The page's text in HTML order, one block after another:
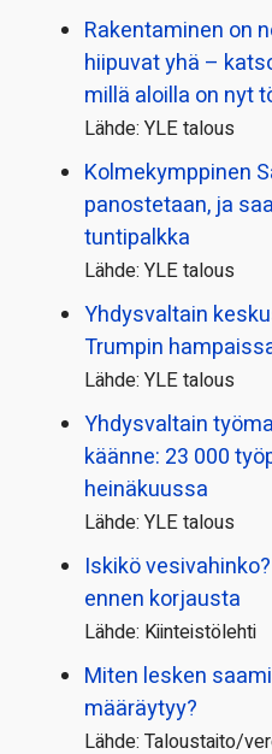
Rakentaminen on
hiipuvat yhä –
millä aloilla on nyt
Lähde: YLE talous
Kolmekymppinen
panostetaan, ja
tuntipalkka
Lähde: YLE talous
Yhdysvaltain
Trumpin
Lähde: YLE talous
Yhdysvaltain
käänne: 23 000
heinäkuussa
Lähde: YLE talous
Iskikö
ennen korjausta
Lähde: Kiinteistölehti
Miten lesken
määräytyy?
Lähde: Taloustaito/